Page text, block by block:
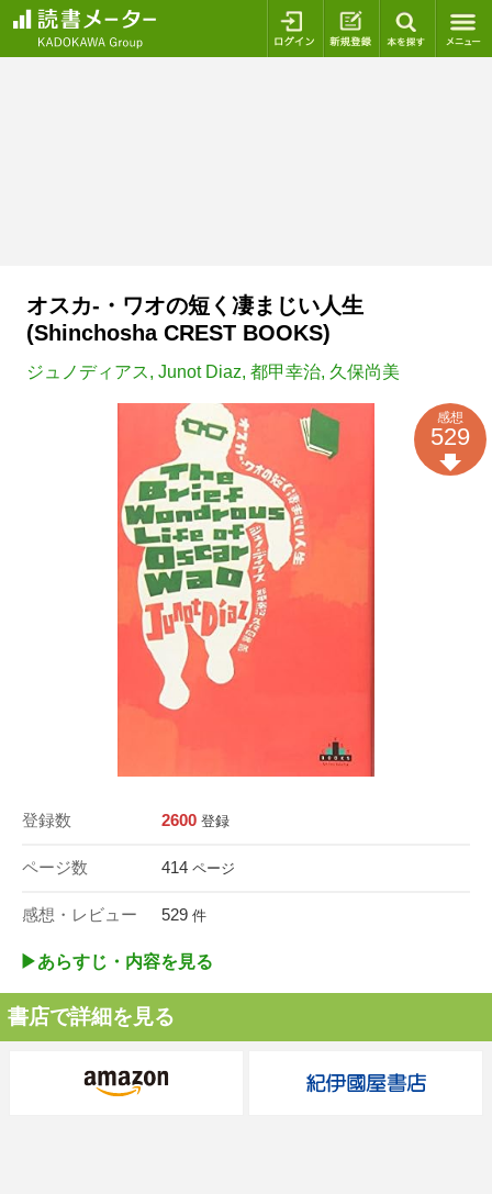
ログイン 新規登録
オスカ-・ワオの短く凄まじい人生
(Shinchosha CREST BOOKS)
ジュノディアス, Junot Diaz, 都甲幸治, 久保尚美
登録数 2600 登録
ページ数 414 ページ
感想・レビュー 529 件
感想
529
▶︎あらすじ・内容を見る
書店で詳細を見る